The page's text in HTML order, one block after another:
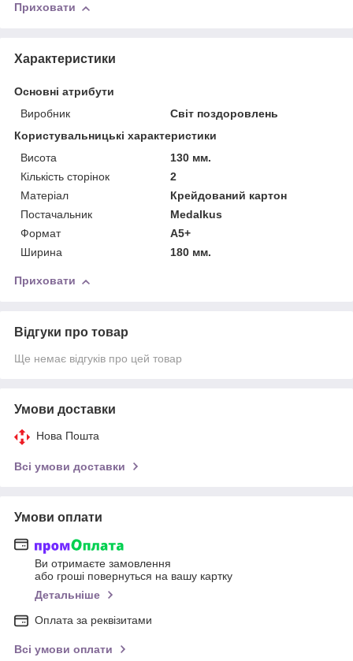
Приховати
Характеристики
Основні атрибути
Виробник
Світ поздоровлень
Користувальницькі характеристики
Висота
130 мм.
Кількість сторінок
2
Матеріал
Крейдований картон
Постачальник
Medalkus
Формат
А5+
Ширина
180 мм.
Приховати
Відгуки про товар
Ще немає відгуків про цей товар
Умови доставки
Нова Пошта
Всі умови доставки
Умови оплати
Ви отримаєте замовлення
або гроші повернуться на вашу картку
Детальніше
Оплата за реквізитами
Всі умови оплати